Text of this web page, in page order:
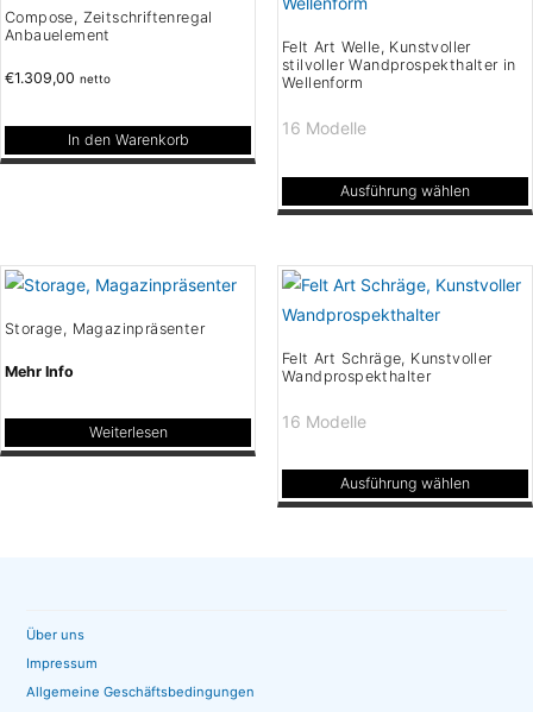
Die
Optionen
können
der
Produktseite
Compose, Zeitschriftenregal
Anbauelement
€1.309,00 netto
In den Warenkorb
Felt Art Welle, Kunstvoller
stilvoller Wandprospekthalter in
Wellenform
16 Modelle
Ausführung wählen
Dieses
weist
mehrere
auf.
Optionen
Storage, Magazinpräsenter
Mehr Info
Weiterlesen
Felt Art Schräge, Kunstvoller
Wandprospekthalter
16 Modelle
Ausführung wählen
Dieses
Über uns
Impressum
Allgemeine Geschäftsbedingungen